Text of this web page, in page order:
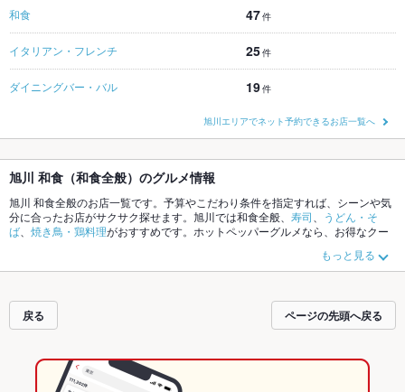
和食 47件
イタリアン・フレンチ 25件
ダイニングバー・バル 19件
旭川エリアでネット予約できるお店一覧へ
旭川 和食（和食全般）のグルメ情報
旭川 和食全般のお店一覧です。予算やこだわり条件を指定すれば、シーンや気
分に合ったお店がサクサク探せます。旭川では和食全般、 寿司
うどん・そ
ば
焼き鳥・鶏料理がおすすめです。ホットペッパーグルメなら、お得なクー
め料理など、お店の最新情報をご紹介しているので安心！24時間使える簡単便
利なネット予約が使えるお店も拡大中です。友達どうしの飲み会にも、会社の
用ください。
もっと見る
戻る ページの先頭へ戻る